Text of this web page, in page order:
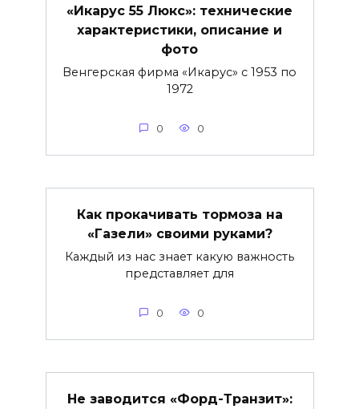
«Икарус 55 Люкс»: технические
характеристики, описание и
фото
Венгерская фирма «Икарус» с 1953 по
1972
0 0
Как прокачивать тормоза на
«Газели» своими руками?
Каждый из нас знает какую важность
представляет для
0 0
Не заводится «Форд-Транзит»: